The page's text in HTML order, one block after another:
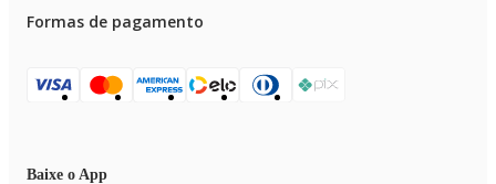
Formas de pagamento
Baixe o App